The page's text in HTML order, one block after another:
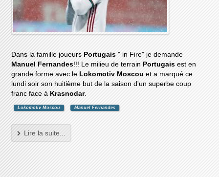
Dans la famille joueurs Portugais" in Fire" je demande
Manuel Fernandes!!! Le milieu de terrain Portugaisest en
grande forme avec le Lokomotiv Moscou et a marqué ce
lundi soir son huitième but de la saison d'un superbe coup
franc face à Krasnodar.
Lokomotiv Moscou Manuel Fernandes
Lire la suite...